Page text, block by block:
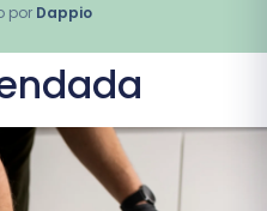
por Dappio